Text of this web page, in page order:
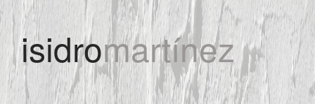
Jump to navigation
isidromartínez